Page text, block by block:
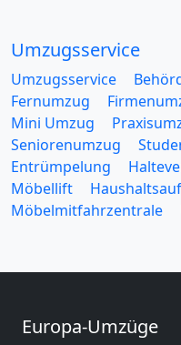
Umzugsservice
Umzugsservice
Fernumzug
Mini Umzug
Seniorenumzug
Entrümpelung
Möbellift
Möbelmitfahrzentrale
Europa-Umzüge